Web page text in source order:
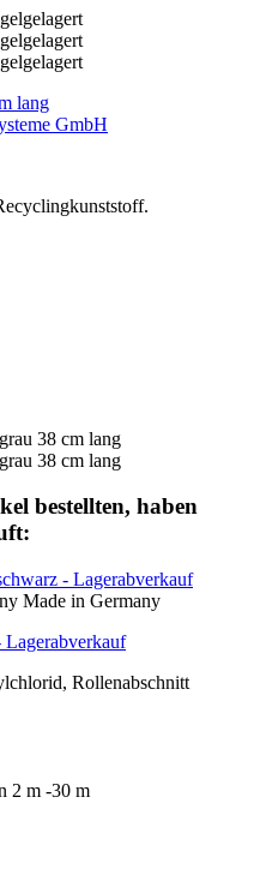
bestellten, haben
Made in Germany
Rollenabschnitt
2 m -30 m